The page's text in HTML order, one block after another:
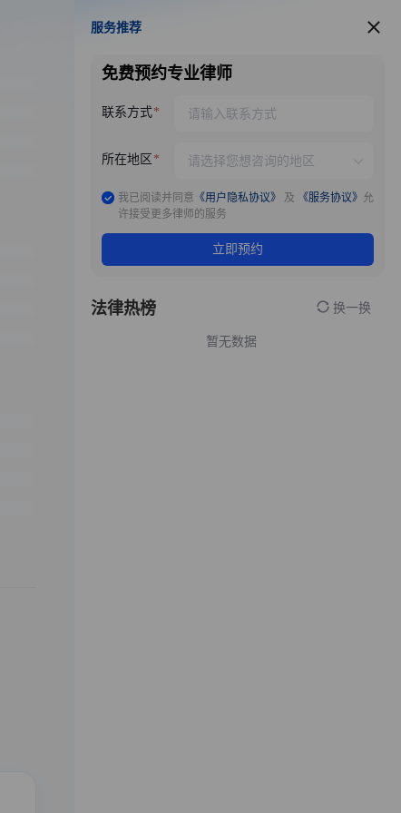
服务推荐
服务推荐
免费预约专业律师
联系方式
所在地区
我已阅读并同意 《用户隐私协议》 及 《服务协议》 允
许接受更多律师的服务
立即预约
法律热榜 换一换
暂无数据